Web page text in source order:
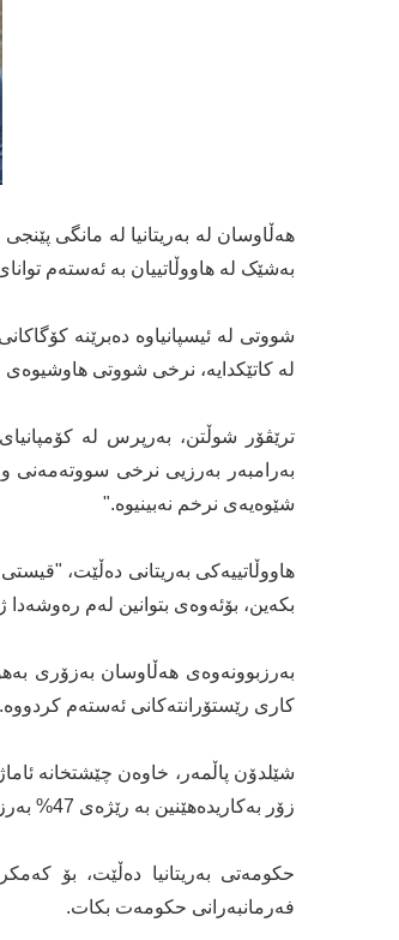
بەشێک لە هاووڵاتییان بە ئەستەم
شووتی لە ئیسپانیاوە دەبرێنە
لە کاتێکدایە، نرخی شووتی هاوشیوەی
ترێڤۆر شوڵتن، بەرپرس لە
شێوەیەی نرخم نەبینیوە."
هاووڵاتییەکی بەریتانی دەڵێت،
بکەین، بۆئەوەی بتوانین لەم رەوشەدا
بەرزبوونەوەی هەڵاوسان بەزۆری
کاری رێستۆرانتەکانی ئەستەم کردووە.
زۆر بەکاریدەهێنین بە رێژەی 47% بەرزبووەتەوە. نرخی رۆن 130% بەرزبووەتەوە."
حکومەتی بەریتانیا دەڵێت، بۆ
فەرمانبەرانی حکومەت بکات.